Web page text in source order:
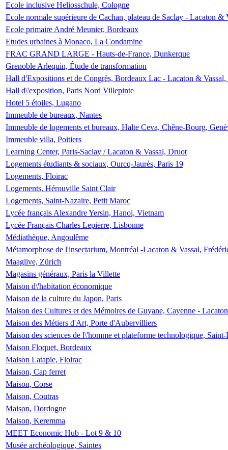
Ecole inclusive Heliosschule, Cologne
Ecole normale supérieure de Cachan, plateau de Saclay - Lacaton &
Ecole primaire André Meunier, Bordeaux
Etudes urbaines à Monaco, La Condamine
FRAC GRAND LARGE - Hauts-de-France, Dunkerque
Grenoble Arlequin, Étude de transformation
Hall d'Expositions et de Congrès, Bordeaux Lac - Lacaton &
Hall d\'exposition, Paris Nord Villepinte
Hotel 5 étoiles, Lugano
Immeuble de bureaux, Nantes
Immeuble de logements et bureaux, Halte Ceva, Chêne-Bourg,
Immeuble villa, Poitiers
Learning Center, Paris-Saclay / Lacaton & Vassal, Druot
Logements étudiants & sociaux, Ourcq-Jaurès, Paris 19
Logements, Floirac
Logements, Hérouville Saint Clair
Logements, Saint-Nazaire, Petit Maroc
Lycée français Alexandre Yersin, Hanoi, Vietnam
Lycée Français Charles Lepierre, Lisbonne
Médiathèque, Angoulême
Métamorphose de l'insectarium, Montréal -Lacaton & Vassal,
Maaglive, Zürich
Magasins généraux, Paris la Villette
Maison d\'habitation économique
Maison de la culture du Japon, Paris
Maison des Cultures et des Mémoires de Guyane, Cayenne -
Maison des Métiers d'Art, Porte d'Aubervilliers
Maison des sciences de l\'homme et plateforme technologique,
Maison Floquet, Bordeaux
Maison Latapie, Floirac
Maison, Cap ferret
Maison, Corse
Maison, Coutras
Maison, Dordogne
Maison, Keremma
MEET Economic Hub - Lot 9 & 10
Musée archéologique, Saintes